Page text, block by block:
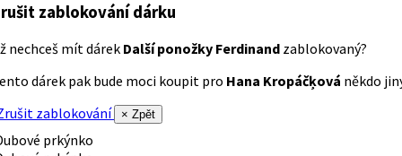
zablokování dárku
nechceš mít dárek Další ponožky Ferdinand zablokovaný?
dárek pak bude moci koupit pro Hana Kropáčķová někdo
zablokování
× Zpět